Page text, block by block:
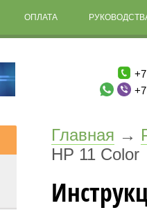
ОПЛАТА
Главная →
HP 11 Color